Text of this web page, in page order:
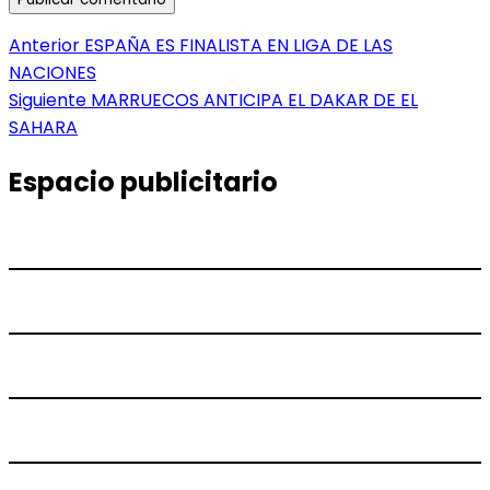
Navegación
de
entradas
Anterior Entrada
anterior:
ESPAÑA ES FINALISTA EN LIGA DE LAS
NACIONES
Siguiente Entrada
MARRUECOS ANTICIPA EL DAKAR DE EL
SAHARA
Espacio publicitario